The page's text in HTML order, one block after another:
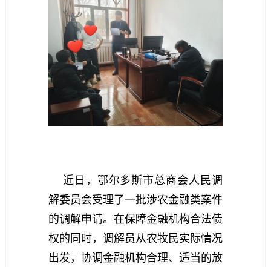
近日，鄂尔多斯市总商会人民调
解委员会受理了一批涉农金融类案件
的调解申请。在保障金融机构合法债
权的同时，调解员从农牧民实际情况
出发，协调金融机构合理、适当的放